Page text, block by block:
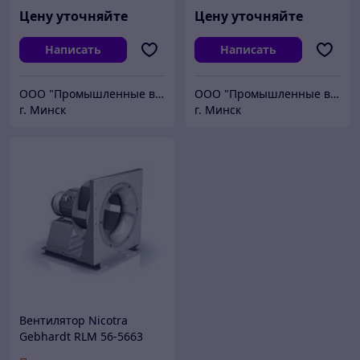
Цену уточняйте
Написать
ООО "Промышленные вентиляторы и компоненты"
г. Минск
Цену уточняйте
Написать
ООО "Промышленные вентиляторы и компоненты"
г. Минск
Вентилятор Nicotra
Gebhardt RLM 56-5663